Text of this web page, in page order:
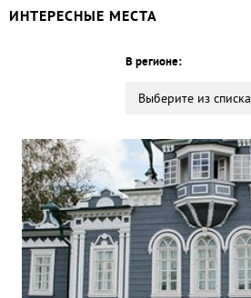
ИНТЕРЕСНЫЕ МЕСТА
В регионе:
Выберите из списка